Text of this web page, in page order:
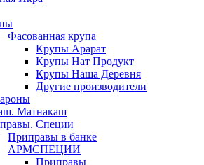
Фасованная крупа
Крупы Арарат
Крупы Нат Продукт
Крупы Наша Деревня
Другие производители
Матнакаш
Специи
Приправы в банке
АРМСПЕЦИИ
Приправы